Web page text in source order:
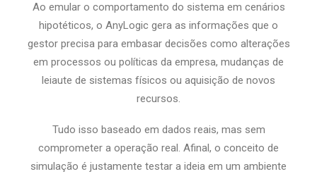
Ao emular o comportamento do sistema em cenários
hipotéticos, o AnyLogic gera as informações que o
gestor precisa para embasar decisões como alterações
em processos ou políticas da empresa, mudanças de
leiaute de sistemas físicos ou aquisição de novos
recursos.
Tudo isso baseado em dados reais, mas sem
comprometer a operação real. Afinal, o conceito de
simulação é justamente testar a ideia em um ambiente